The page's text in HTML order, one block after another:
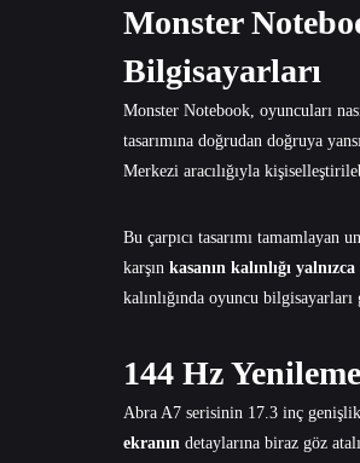
Monster
Bilgisayarları
Monster Notebook, oyuncuları
tasarımına doğrudan doğruya
Merkezi aracılığıyla
Bu çarpıcı tasarımı
karşın kasanın kalınlığı
kalınlığında oyuncu bilgisayarları
144 Hz
Abra A7 serisinin 17.3 inç
ekranın detaylarına biraz göz